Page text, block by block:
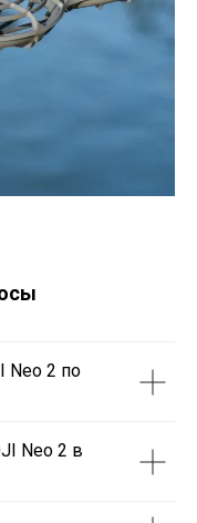
Neo 2 по
Neo 2 в